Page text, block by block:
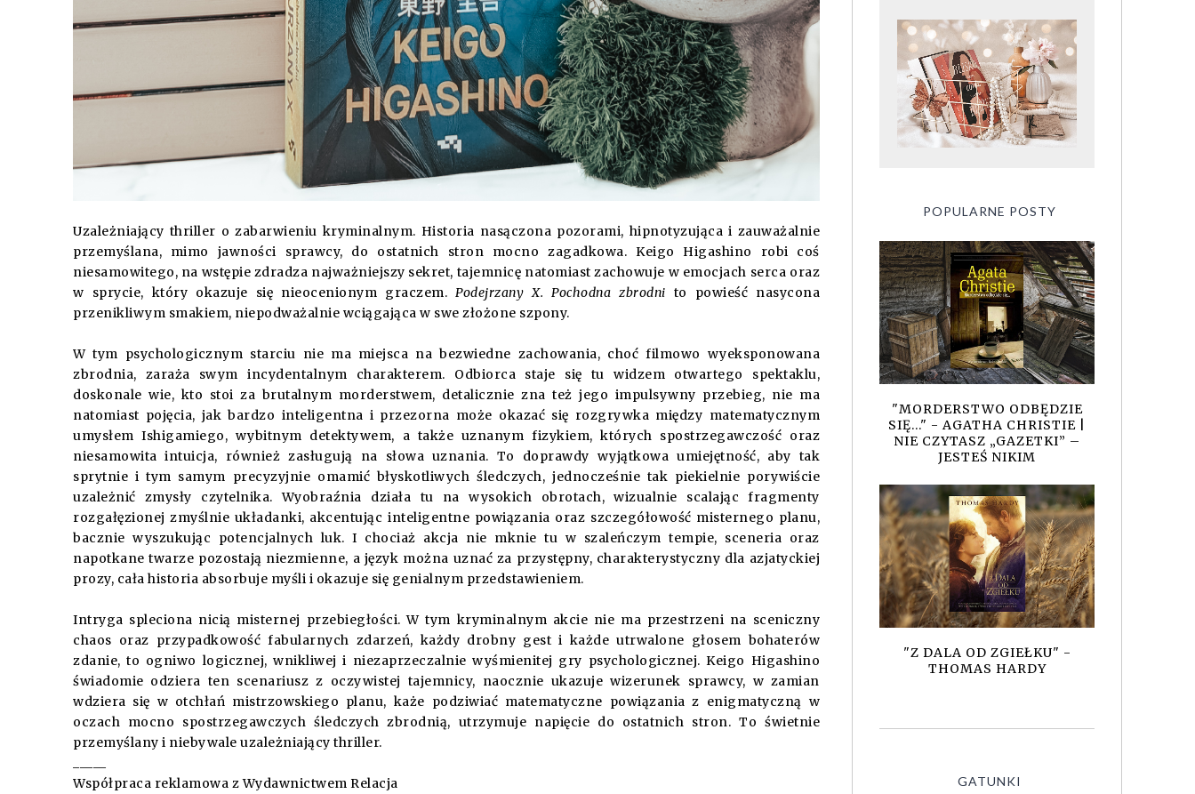
Uzależniający thriller o zabarwieniu kryminalnym. Historia nasączona pozorami, hipnotyzująca i zauważalnie
przemyślana, mimo jawności sprawcy, do ostatnich stron mocno zagadkowa. Keigo Higashino robi coś
niesamowitego, na wstępie zdradza najważniejszy sekret, tajemnicę natomiast zachowuje w emocjach serca oraz
w sprycie, który okazuje się nieocenionym graczem. Podejrzany X. Pochodna zbrodni to powieść nasycona
przenikliwym smakiem, niepodważalnie wciągająca w swe złożone szpony.
W tym psychologicznym starciu nie ma miejsca na bezwiedne zachowania, choć filmowo wyeksponowana
zbrodnia, zaraża swym incydentalnym charakterem. Odbiorca staje się tu widzem otwartego spektaklu,
doskonale wie, kto stoi za brutalnym morderstwem, detalicznie zna też jego impulsywny przebieg, nie ma
natomiast pojęcia, jak bardzo inteligentna i przezorna może okazać się rozgrywka między matematycznym
umysłem Ishigamiego, wybitnym detektywem, a także uznanym fizykiem, których spostrzegawczość oraz
niesamowita intuicja, również zasługują na słowa uznania. To doprawdy wyjątkowa umiejętność, aby tak
sprytnie i tym samym precyzyjnie omamić błyskotliwych śledczych, jednocześnie tak piekielnie porywiście
uzależnić zmysły czytelnika. Wyobraźnia działa tu na wysokich obrotach, wizualnie scalając fragmenty
rozgałęzionej zmyślnie układanki, akcentując inteligentne powiązania oraz szczegółowość misternego planu,
bacznie wyszukując potencjalnych luk. I chociaż akcja nie mknie tu w szaleńczym tempie, sceneria oraz
napotkane twarze pozostają niezmienne, a język można uznać za przystępny, charakterystyczny dla azjatyckiej
prozy, cała historia absorbuje myśli i okazuje się genialnym przedstawieniem.
Intryga spleciona nicią misternej przebiegłości. W tym kryminalnym akcie nie ma przestrzeni na sceniczny
chaos oraz przypadkowość fabularnych zdarzeń, każdy drobny gest i każde utrwalone głosem bohaterów
zdanie, to ogniwo logicznej, wnikliwej i niezaprzeczalnie wyśmienitej gry psychologicznej. Keigo Higashino
świadomie odziera ten scenariusz z oczywistej tajemnicy, naocznie ukazuje wizerunek sprawcy, w zamian
wdziera się w otchłań mistrzowskiego planu, każe podziwiać matematyczne powiązania z enigmatyczną w
oczach mocno spostrzegawczych śledczych zbrodnią, utrzymuje napięcie do ostatnich stron. To świetnie
przemyślany i niebywale uzależniający thriller.
Współpraca reklamowa z Wydawnictwem Relacja
POPULARNE POSTY
"MORDERSTWO ODBĘDZIE
SIĘ..." - AGATHA CHRISTIE |
NIE CZYTASZ „GAZETKI” –
JESTEŚ NIKIM
"Z DALA OD ZGIEŁKU" -
THOMAS HARDY
GATUNKI